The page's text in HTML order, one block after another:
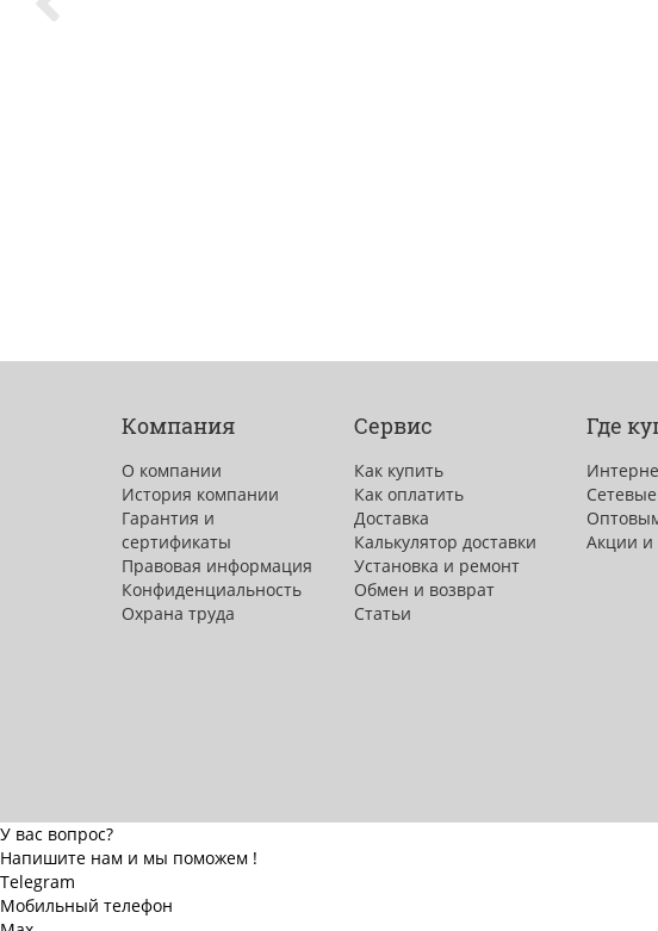
Компания
О компании
История компании
Гарантия и
сертификаты
Правовая информация
Конфиденциальность
Охрана труда
Сервис
Как купить
Как оплатить
Доставка
Калькулятор доставки
Установка и ремонт
Обмен и возврат
Статьи
Где
Акции и
У вас вопрос?
Напишите нам и мы поможем !
Telegram
Мобильный телефон